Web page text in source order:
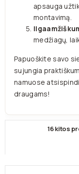
apsauga
montavimą.
medžiagų,
Papuoškite savo
sujungia
namuose
draugams!
16 kitos